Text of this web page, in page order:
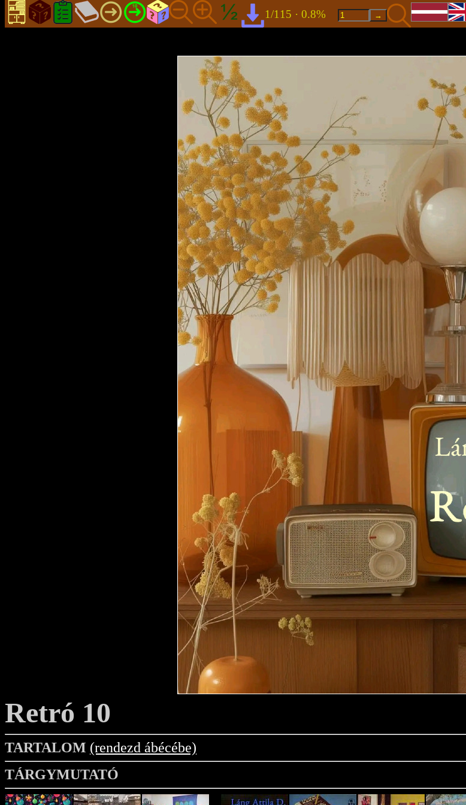
1/115 · 0.8%
Retró 10
TARTALOM (rendezd ábécébe)
TÁRGYMUTATÓ